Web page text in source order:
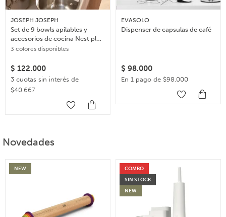
JOSEPH JOSEPH
Set de 9 bowls apilables y
accesorios de cocina Nest plus
– Multicolor
3 colores disponibles
$ 122.000
3 cuotas sin interés de
$40.667
EVASOLO
Dispenser de capsulas de café
$ 98.000
En 1 pago de $98.000
Novedades
NEW
COMBO
SIN STOCK
NEW